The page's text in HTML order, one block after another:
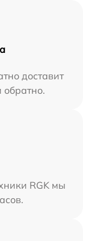
доставит
обратно.
RGK мы